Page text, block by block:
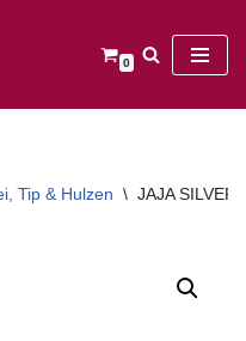
0
Tip & Hulzen \ JAJA SILVER